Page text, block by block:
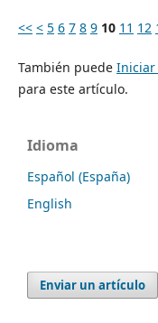
<< < 5 6 7 8 9 10 11 12
También puede Iniciar
para este artículo.
Idioma
Español (España)
English
Enviar un artículo